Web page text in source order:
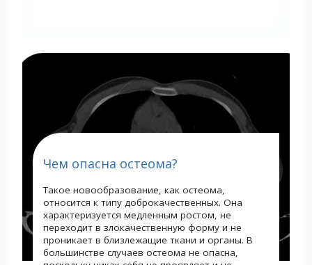
Чем опасна остеома?
Такое новообразование, как остеома,
относится к типу доброкачественных. Она
характеризуется медленным ростом, не
переходит в злокачественную форму и не
проникает в близлежащие ткани и органы. В
большинстве случаев остеома не опасна,